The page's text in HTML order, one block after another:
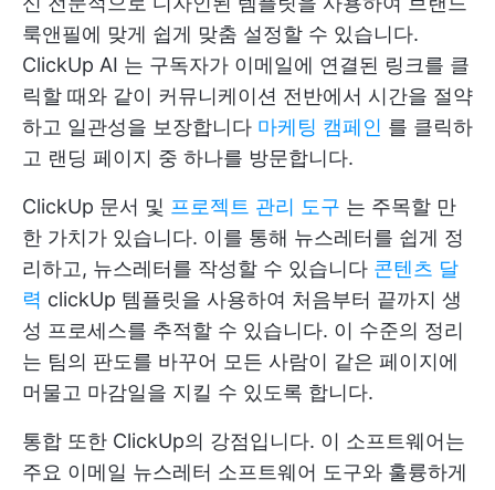
룩앤필에 맞게 쉽게 맞춤 설정할 수 있습니다.
ClickUp AI 는 구독자가 이메일에 연결된 링크를 클
릭할 때와 같이 커뮤니케이션 전반에서 시간을 절약
하고 일관성을 보장합니다 마케팅 캠페인 를 클릭하
고 랜딩 페이지 중 하나를 방문합니다.
ClickUp 문서 및 프로젝트 관리 도구 는 주목할 만
한 가치가 있습니다. 이를 통해 뉴스레터를 쉽게 정
리하고, 뉴스레터를 작성할 수 있습니다 콘텐츠 달
력 clickUp 템플릿을 사용하여 처음부터 끝까지 생
성 프로세스를 추적할 수 있습니다. 이 수준의 정리
는 팀의 판도를 바꾸어 모든 사람이 같은 페이지에
머물고 마감일을 지킬 수 있도록 합니다.
통합 또한 ClickUp의 강점입니다. 이 소프트웨어는
주요 이메일 뉴스레터 소프트웨어 도구와 훌륭하게